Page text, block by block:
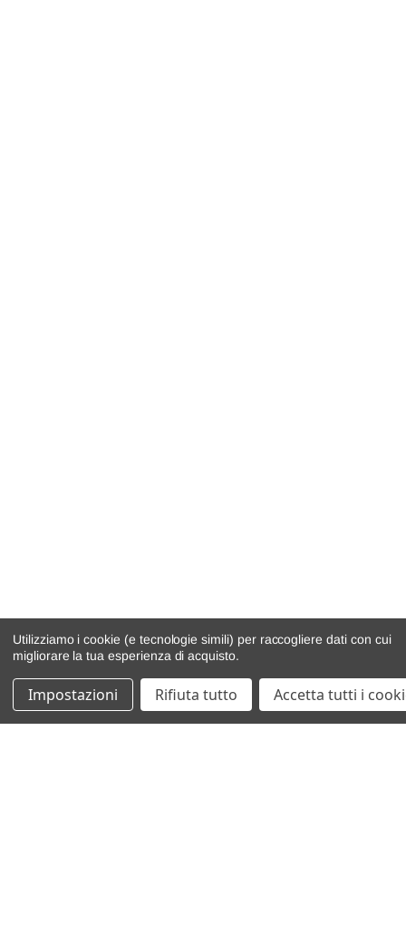
Utilizziamo i cookie (e tecnologie simili) per raccogliere dati con cui
migliorare la tua esperienza di acquisto.
Impostazioni Rifiuta tutto Accetta tutti i